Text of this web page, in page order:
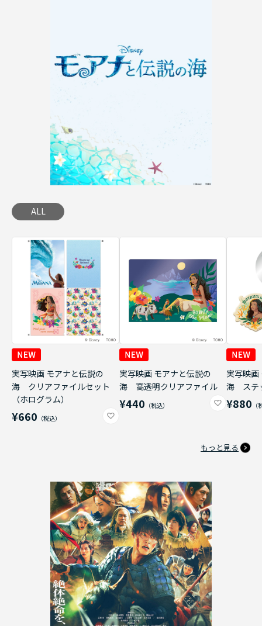
ALL
実写映画 モアナと伝説の
海 クリアファイルセット
（ホログラム）
¥660
実写映画 モアナと伝説の
海 高透明クリアファイル
¥440
実写映画
海 ステ
¥880
もっと見る